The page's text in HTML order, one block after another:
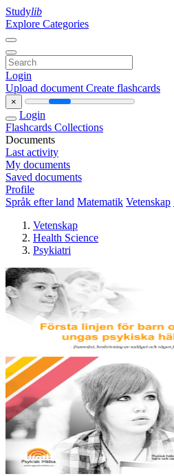
Studylib
Explore Categories
Login
Upload document Create flashcards
×
Login
Flashcards Collections
Documents
Last activity
My documents
Saved documents
Profile
Språk efter land Matematik Vetenskap
Vetenskap
Health Science
Psykiatri